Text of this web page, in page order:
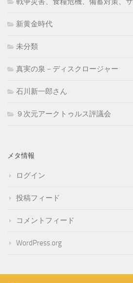
新黄金時代
未分類
真実の泉－ディスクロージャー
石川新一郎さん
９次元アークトゥルス評議会
メタ情報
ログイン
投稿フィード
コメントフィード
WordPress.org